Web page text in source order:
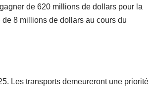
de 620 millions de dollars pour la
8 millions de dollars au cours du
Les transports demeureront une priorité